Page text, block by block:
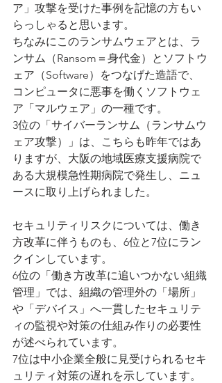
ア」攻撃を受けた事例を記憶の方もい
らっしゃると思います。
ちなみにこのランサムウェアとは、ラ
ンサム（Ransom＝身代金）とソフトウ
ェア（Software）をつなげた造語で、
コンピュータに悪事を働くソフトウェ
ア「マルウェア」の一種です。
3位の「サイバーランサム（ランサムウ
ェア攻撃）」は、こちらも昨年ではあ
りますが、大阪の地域医療支援病院で
ある大規模急性期病院で発生し、ニュ
ースに取り上げられました。
セキュリティリスクについては、働き
方改革に伴うものも、6位と7位にラン
クインしています。
6位の「働き方改革に追いつかない組織
管理」では、組織の管理外の「場所」
や「デバイス」へ一貫したセキュリテ
ィの監視や対策の仕組み作りの必要性
が述べられています。
7位は中小企業全般に見受けられるセキ
ュリティ対策の遅れを示しています。